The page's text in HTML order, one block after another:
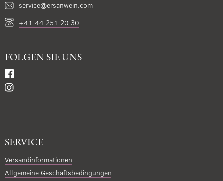
service@ersanwein.com
+41 44 251 20 30
FOLGEN SIE UNS
SERVICE
Versandinformationen
Allgemeine Geschäftsbedingungen